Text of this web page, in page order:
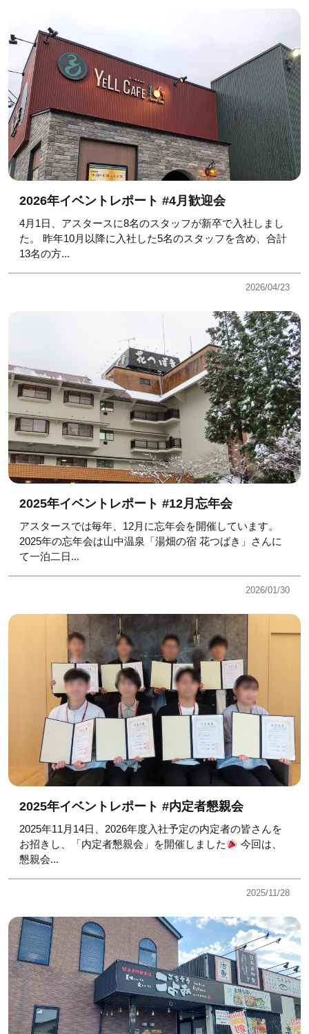
2026年イベントレポート #4月歓迎会
4月1日、アスタースに8名のスタッフが新卒で入社しまし
た。 昨年10月以降に入社した5名のスタッフを含め、合計
13名の方...
2026/04/23
2025年イベントレポート #12月忘年会
アスタースでは毎年、12月に忘年会を開催しています。
2025年の忘年会は山中温泉「湯畑の宿 花つばき」さんに
て一泊二日...
2026/01/30
2025年イベントレポート #内定者懇親会
2025年11月14日、2026年度入社予定の内定者の皆さんを
お招きし、「内定者懇親会」を開催しました
今回は、
懇親会...
2025/11/28